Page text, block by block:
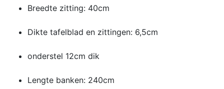
Breedte zitting: 40cm
Dikte tafelblad en zittingen: 6,5cm
onderstel 12cm dik
Lengte banken: 240cm